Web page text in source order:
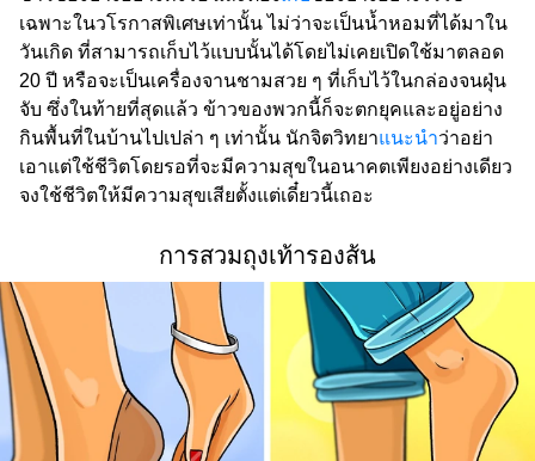
เฉพาะในวโรกาสพิเศษเท่านั้น ไม่ว่าจะเป็นน้ำหอมที่ได้มาใน
วันเกิด ที่สามารถเก็บไว้แบบนั้นได้โดยไม่เคยเปิดใช้มาตลอด
20 ปี หรือจะเป็นเครื่องจานชามสวย ๆ ที่เก็บไว้ในกล่องจนฝุ่น
จับ ซึ่งในท้ายที่สุดแล้ว ข้าวของพวกนี้ก็จะตกยุคและอยู่อย่าง
กินพื้นที่ในบ้านไปเปล่า ๆ เท่านั้น นักจิตวิทยาแนะนำว่าอย่า
เอาแต่ใช้ชีวิตโดยรอที่จะมีความสุขในอนาคตเพียงอย่างเดียว
จงใช้ชีวิตให้มีความสุขเสียตั้งแต่เดี๋ยวนี้เถอะ
การสวมถุงเท้ารองส้น